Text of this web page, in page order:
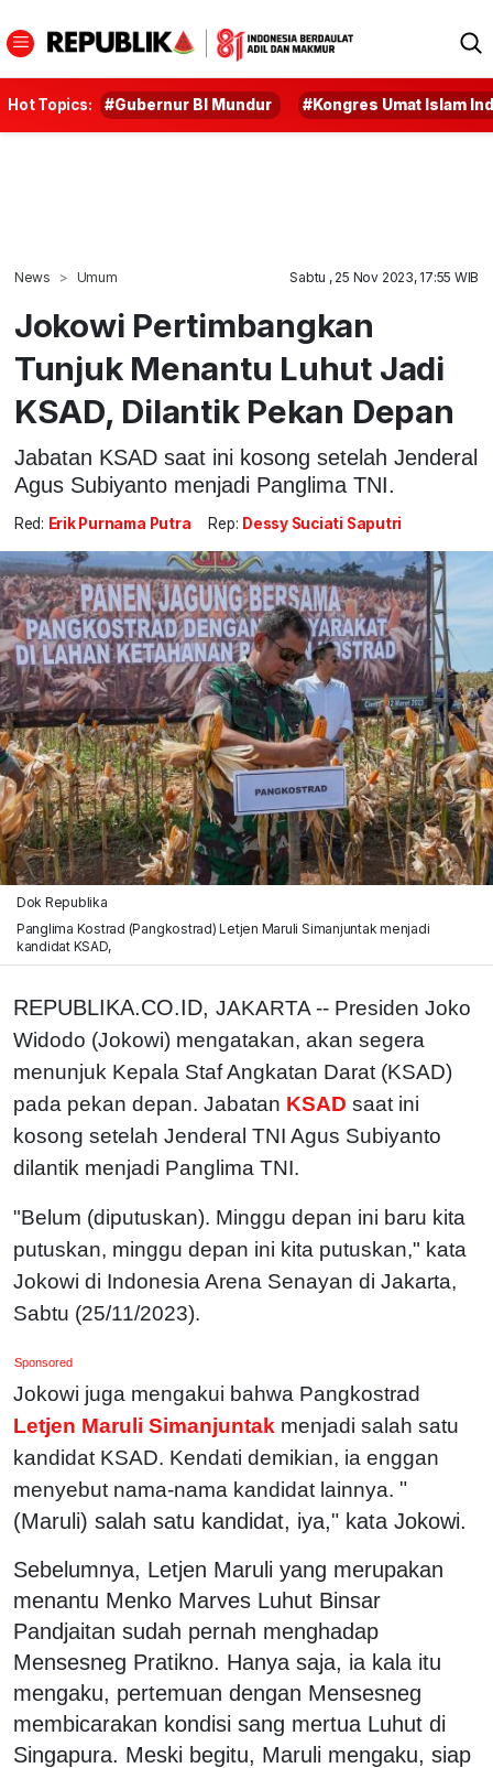
Hot Topics: #Gubernur BI Mundur #Kongres Umat Islam
News Umum Sabtu , 25 Nov 2023, 17:55 WIB
Jokowi Pertimbangkan
Tunjuk Menantu Luhut Jadi
KSAD, Dilantik Pekan Depan
Jabatan KSAD saat ini kosong setelah Jenderal
Agus Subiyanto menjadi Panglima TNI.
Red: Erik Purnama Putra Rep: Dessy Suciati Saputri
Dok Republika
Panglima Kostrad (Pangkostrad) Letjen Maruli Simanjuntak menjadi
kandidat KSAD,
REPUBLIKA.CO.ID, JAKARTA -- Presiden Joko
Widodo (Jokowi) mengatakan, akan segera
menunjuk Kepala Staf Angkatan Darat (KSAD)
pada pekan depan. Jabatan KSAD saat ini
kosong setelah Jenderal TNI Agus Subiyanto
dilantik menjadi Panglima TNI.
"Belum (diputuskan). Minggu depan ini baru kita
putuskan, minggu depan ini kita putuskan," kata
Jokowi di Indonesia Arena Senayan di Jakarta,
Sabtu (25/11/2023).
Sponsored
Jokowi juga mengakui bahwa Pangkostrad
Letjen Maruli Simanjuntak menjadi salah satu
kandidat KSAD. Kendati demikian, ia enggan
menyebut nama-nama kandidat lainnya. "
(Maruli) salah satu kandidat, iya," kata Jokowi.
Sebelumnya, Letjen Maruli yang merupakan
menantu Menko Marves Luhut Binsar
Pandjaitan sudah pernah menghadap
Mensesneg Pratikno. Hanya saja, ia kala itu
mengaku, pertemuan dengan Mensesneg
membicarakan kondisi sang mertua Luhut di
Singapura. Meski begitu, Maruli mengaku, siap